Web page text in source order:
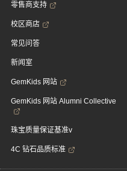
零售商支持
校区商店
常见问答
新闻室
GemKids 网站
GemKids 网站 Alumni Collective
珠宝质量保证基准v
4C 钻石品质标准